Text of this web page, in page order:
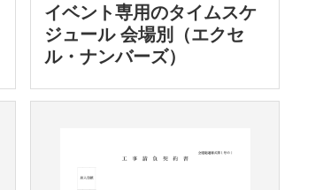
イベント専用のタイムスケ
ジュール 会場別（エクセ
ル・ナンバーズ）